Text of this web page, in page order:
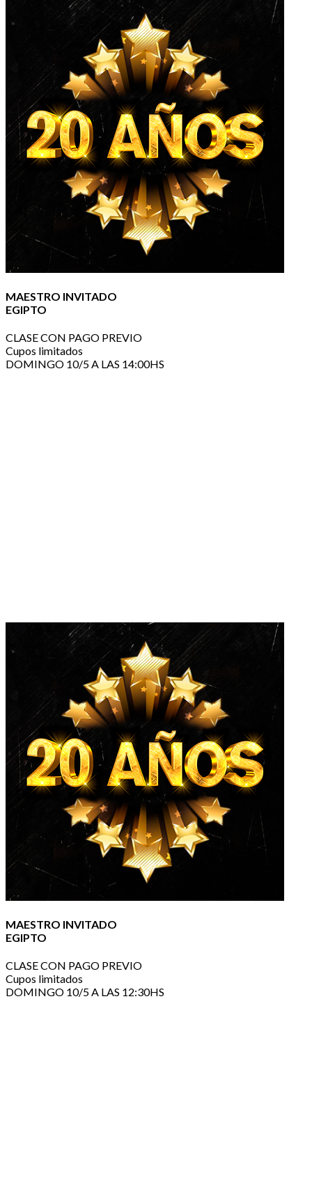
MAESTRO INVITADO
EGIPTO
CLASE CON PAGO PREVIO
Cupos limitados
DOMINGO 10/5 A LAS 14:00HS
MAESTRO INVITADO
EGIPTO
CLASE CON PAGO PREVIO
Cupos limitados
DOMINGO 10/5 A LAS 12:30HS